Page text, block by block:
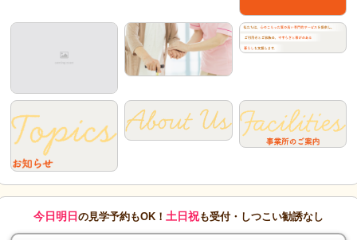
今日明日 の見学予約もOK！ 土日祝も受付・しつこい勧誘なし